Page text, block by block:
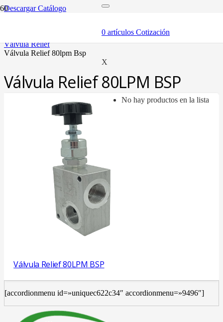
0 artículos Cotización
X
No hay productos en la lista
Descargar Catálogo
válvula relief
válvula relief 80lpm bsp
Válvula Relief 80LPM BSP
Válvula Relief 80LPM BSP
[accordionmenu id=»uniquec622c34″ accordionmenu=»9496″]